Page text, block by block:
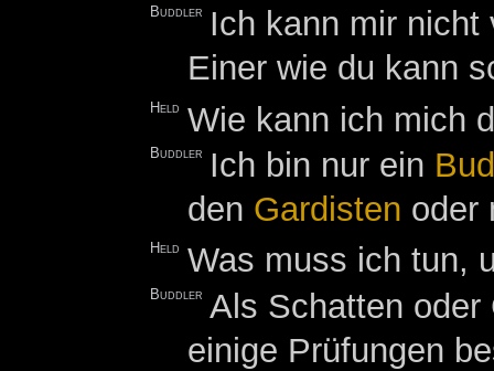
Buddler
Ich kann mir
Einer wie du kann
Held Wie kann ich mich
Buddler Ich bin nur ein
den Gardisten oder
Held Was muss ich tun,
Buddler Als Schatten
einige Prüfungen